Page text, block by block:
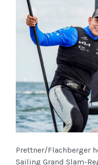
Prettner/Flachberger
Sailing Grand Slam-